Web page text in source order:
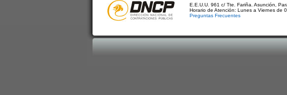
E.E.U.U. 961 c/ Tte. Fariña. Asunción,
Horario de Atención: Lunes a Viernes de
Preguntas Frecuentes